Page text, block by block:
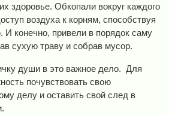
здоровье. Обкопали вокруг каждого
воздуха к корням, способствуя
И конечно, привели в порядок саму
сухую траву и собрав мусор.
души в это важное дело. Для
почувствовать свою
делу и оставить свой след в